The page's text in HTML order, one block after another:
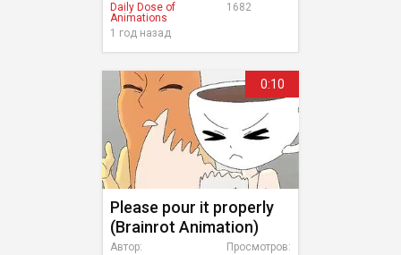
1682
Daily Dose of
Animations
1 год назад
0:10
Please pour it properly
(Brainrot Animation)
Просмотров:
Автор: